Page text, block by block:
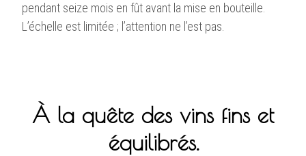
pendant seize mois en fût avant la mise en bouteille.
L’échelle est limitée ; l’attention ne l’est pas.
À la quête des vins fins et
équilibrés.